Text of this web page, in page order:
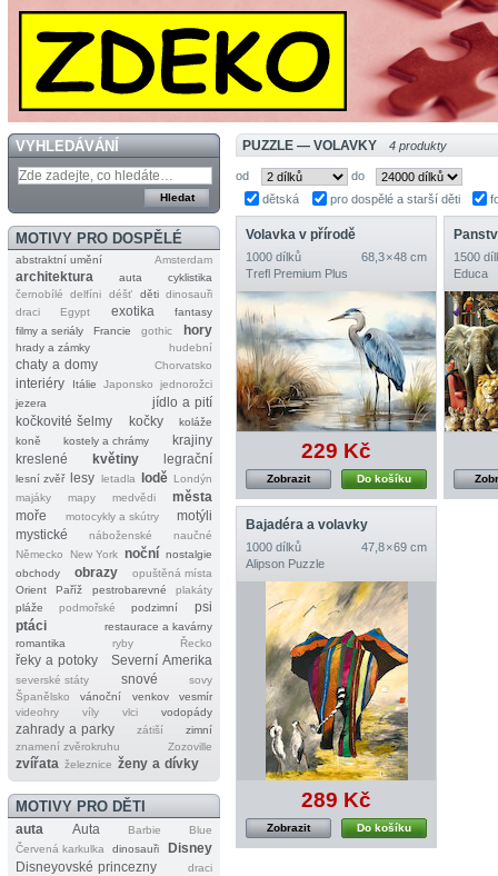
VYHLEDÁVÁNÍ
MOTIVY PRO DOSPĚLÉ
abstraktní umění Amsterdam
architektura auta
cyklistika
černobílé
delfíni déšť děti dinosauři
draci
Egypt exotika
fantasy
filmy a seriály
Francie gothic hory
hrady a zámky hudební
chaty a domy Chorvatsko
interiéry Itálie Japonsko
jednorožci
jezera
jídlo a pití
kočkovité šelmy
kočky
koláže
koně
kostely a chrámy
krajiny
kreslené
květiny legrační
lesní zvěř lesy letadla lodě Londýn
majáky
mapy medvědi
města
moře
motocykly a skútry
motýli
mystické
náboženské
naučné
Německo
New York noční nostalgie
obchody
obrazy
opuštěná místa
Orient
Paříž pestrobarevné
plakáty
pláže
podmořské podzimní
psi
ptáci
restaurace a kavárny
romantika
ryby Řecko
řeky a potoky Severní Amerika
severské státy snové
sovy
Španělsko
vánoční venkov
vesmír
videohry
víly vlci vodopády
zahrady a parky zátiší
zimní
znamení zvěrokruhu
Zozoville
zvířata železnice ženy a dívky
MOTIVY PRO DĚTI
auta Auta Barbie
Blue
Červená karkulka
dinosauři
Disney
Disneyovské princezny
draci
PUZZLE — VOLAVKY 4 produkty
od
do
dětská
pro dospělé a starší děti
Volavka v přírodě
1000 dílků
68,3 × 48 cm
Trefl Premium Plus
229 Kč
Do košíku
Zobrazit
1500
Educa
Bajadéra a volavky
1000 dílků
47,8 × 69 cm
Alipson Puzzle
289 Kč
Do košíku
Zobrazit